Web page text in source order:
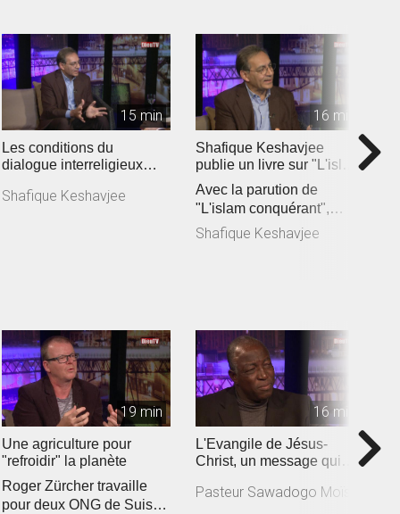
15 min
Les conditions du
dialogue interreligieux
Shafique Keshavjee
16 min
Shafique Keshavjee
publie un livre sur "L'islam
conquérant" (2019)
Avec la parution de
"L'islam conquérant",
Shafique Keshavjee lance
un cri d’a...
Shafique Keshavjee
19 min
Une agriculture pour
"refroidir" la planète
Roger Zürcher travaille
pour deux ONG de Suisse
16 min
L'Evangile de Jésus-
Christ, un message qui
Pasteur Sawadogo Moïse